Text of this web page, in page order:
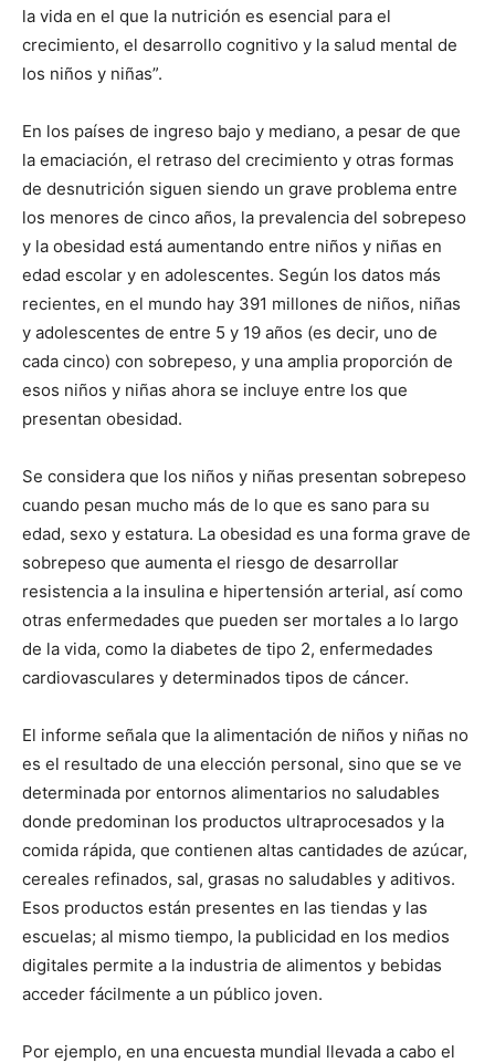
la vida en el que la nutrición es esencial para el
crecimiento, el desarrollo cognitivo y la salud mental de
los niños y niñas”.
En los países de ingreso bajo y mediano, a pesar de que
la emaciación, el retraso del crecimiento y otras formas
de desnutrición siguen siendo un grave problema entre
los menores de cinco años, la prevalencia del sobrepeso
y la obesidad está aumentando entre niños y niñas en
edad escolar y en adolescentes. Según los datos más
recientes, en el mundo hay 391 millones de niños, niñas
y adolescentes de entre 5 y 19 años (es decir, uno de
cada cinco) con sobrepeso, y una amplia proporción de
esos niños y niñas ahora se incluye entre los que
presentan obesidad.
Se considera que los niños y niñas presentan sobrepeso
cuando pesan mucho más de lo que es sano para su
edad, sexo y estatura. La obesidad es una forma grave de
sobrepeso que aumenta el riesgo de desarrollar
resistencia a la insulina e hipertensión arterial, así como
otras enfermedades que pueden ser mortales a lo largo
de la vida, como la diabetes de tipo 2, enfermedades
cardiovasculares y determinados tipos de cáncer.
El informe señala que la alimentación de niños y niñas no
es el resultado de una elección personal, sino que se ve
determinada por entornos alimentarios no saludables
donde predominan los productos ultraprocesados y la
comida rápida, que contienen altas cantidades de azúcar,
cereales refinados, sal, grasas no saludables y aditivos.
Esos productos están presentes en las tiendas y las
escuelas; al mismo tiempo, la publicidad en los medios
digitales permite a la industria de alimentos y bebidas
acceder fácilmente a un público joven.
Por ejemplo, en una encuesta mundial llevada a cabo el